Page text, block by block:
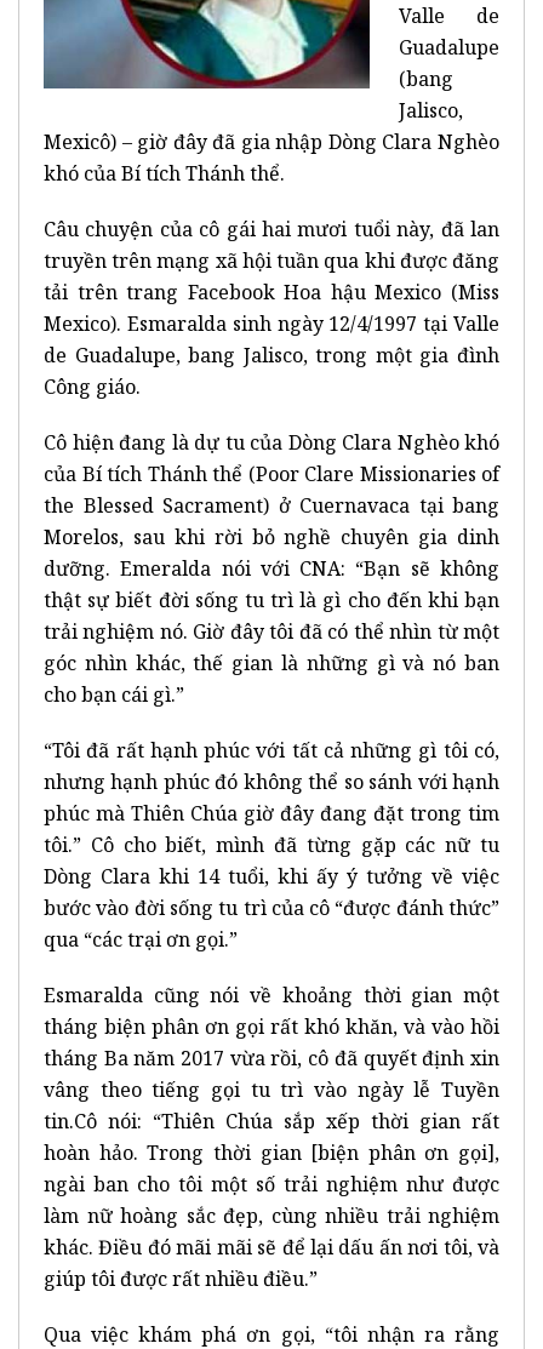
Valle de
Guadalupe
(bang
Jalisco,
Mexicô) – giờ đây đã gia nhập Dòng Clara Nghèo
khó của Bí tích Thánh thể.
Câu chuyện của cô gái hai mươi tuổi này, đã lan
truyền trên mạng xã hội tuần qua khi được đăng
tải trên trang Facebook Hoa hậu Mexico (Miss
Mexico). Esmaralda sinh ngày 12/4/1997 tại Valle
de Guadalupe, bang Jalisco, trong một gia đình
Công giáo.
Cô hiện đang là dự tu của Dòng Clara Nghèo khó
của Bí tích Thánh thể (Poor Clare Missionaries of
the Blessed Sacrament) ở Cuernavaca tại bang
Morelos, sau khi rời bỏ nghề chuyên gia dinh
dưỡng. Emeralda nói với CNA: “Bạn sẽ không
thật sự biết đời sống tu trì là gì cho đến khi bạn
trải nghiệm nó. Giờ đây tôi đã có thể nhìn từ một
góc nhìn khác, thế gian là những gì và nó ban
cho bạn cái gì.”
“Tôi đã rất hạnh phúc với tất cả những gì tôi có,
nhưng hạnh phúc đó không thể so sánh với hạnh
phúc mà Thiên Chúa giờ đây đang đặt trong tim
tôi.” Cô cho biết, mình đã từng gặp các nữ tu
Dòng Clara khi 14 tuổi, khi ấy ý tưởng về việc
bước vào đời sống tu trì của cô “được đánh thức”
qua “các trại ơn gọi.”
Esmaralda cũng nói về khoảng thời gian một
tháng biện phân ơn gọi rất khó khăn, và vào hồi
tháng Ba năm 2017 vừa rồi, cô đã quyết định xin
vâng theo tiếng gọi tu trì vào ngày lễ Tuyền
tin.Cô nói: “Thiên Chúa sắp xếp thời gian rất
hoàn hảo. Trong thời gian [biện phân ơn gọi],
ngài ban cho tôi một số trải nghiệm như được
làm nữ hoàng sắc đẹp, cùng nhiều trải nghiệm
khác. Điều đó mãi mãi sẽ để lại dấu ấn nơi tôi, và
giúp tôi được rất nhiều điều.”
Qua việc khám phá ơn gọi, “tôi nhận ra rằng